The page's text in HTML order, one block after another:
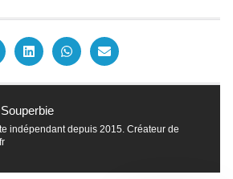
indépendant depuis 2015. Créateur de